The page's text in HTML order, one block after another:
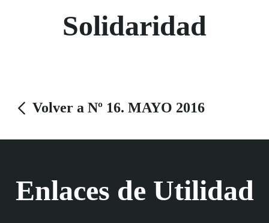
Solidaridad
Volver a Nº 16. MAYO 2016
Enlaces de Utilidad